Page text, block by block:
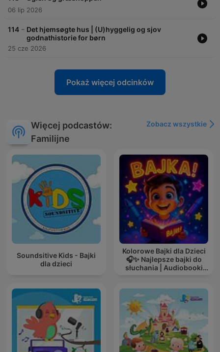
06 lip 2026
114 - Det hjemsøgte hus | (U)hyggelig og sjov
godnathistorie for børn
25 cze 2026
Pokaż więcej odcinków
Więcej podcastów:
Familijne
Zobacz wszystkie
Soundsitive Kids - Bajki
dla dzieci
Kolorowe Bajki dla Dzieci
🎧✨ Najlepsze bajki do
słuchania | Audiobooki